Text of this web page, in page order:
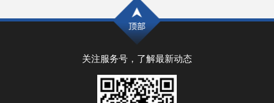
关注服务号，了解最新动态